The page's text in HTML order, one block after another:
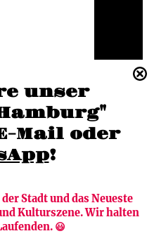
unser
Update per E-Mail oder
!
Stadt und das Neueste
Kulturszene. Wir halten
😃
Verlag